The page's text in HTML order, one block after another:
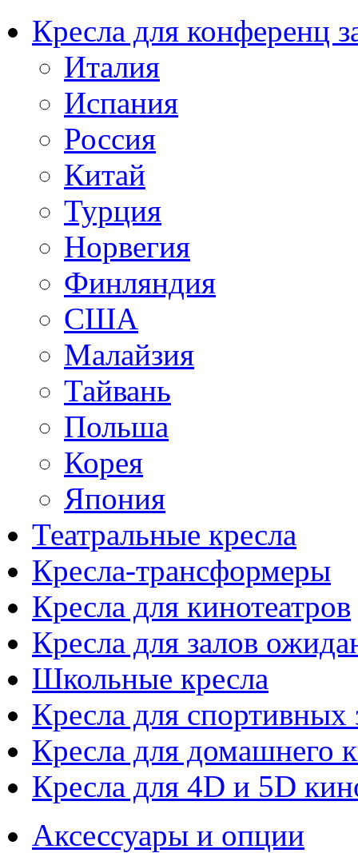
Кресла для конференц
Италия
Испания
Россия
Китай
Турция
Норвегия
Финляндия
США
Малайзия
Тайвань
Польша
Корея
Япония
Театральные кресла
Кресла-трансформеры
Кресла для кинотеатров
Кресла для залов
Школьные кресла
Кресла для спортивных
Кресла для домашнего
Кресла для 4D и 5D
Аксессуары и опции